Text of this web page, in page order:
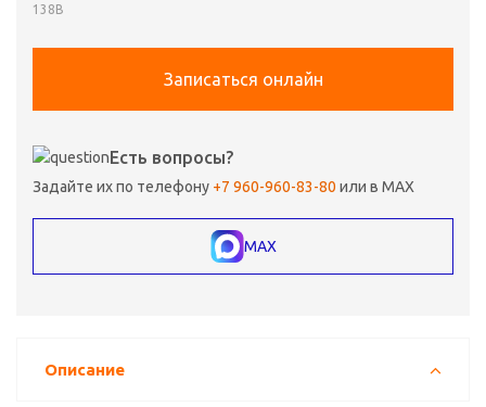
138В
Записаться онлайн
Есть вопросы?
Задайте их по телефону +7 960-960-83-80 или в MAX
MAX
Описание